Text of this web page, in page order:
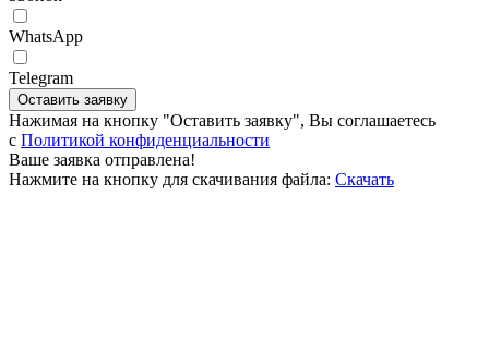
WhatsApp
Telegram
Оставить заявку
Нажимая на кнопку "Оставить заявку", Вы соглашаетесь
c Политикой конфиденциальности
Ваше заявка отправлена!
Нажмите на кнопку для скачивания файла: Скачать